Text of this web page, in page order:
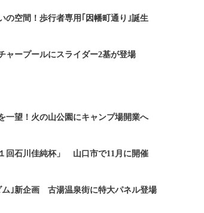
の空間！歩行者専用｢因幡町通り｣誕生
ャープールにスライダー2基が登場
一望！火の山公園にキャンプ場開業へ
回石川佳純杯」 山口市で11月に開催
ム｣新企画 古湯温泉街に特大パネル登場